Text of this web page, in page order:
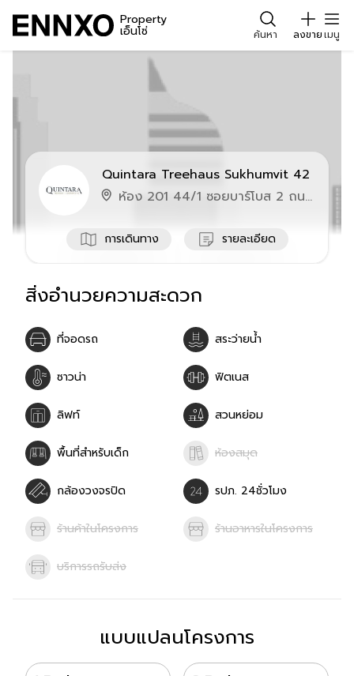
Property
เอ็นโซ่ ค้นหา ลงขายเมนู
Quintara Treehaus Sukhumvit 42
ห้อง 201 44/1 ซอยบาร์โบส 2 ถนน
คลองเตย
การเดินทาง รายละเอียด
สิ่งอำนวยความสะดวก
ที่จอดรถ สระว่ายน้ำ
ซาวน่า ฟิตเนส
ลิฟท์ สวนหย่อม
พื้นที่สำหรับเด็ก ห้องสมุด
กล้องวงจรปิด รปภ. 24ชั่วโมง
ร้านค้าในโครงการ ร้านอาหารในโครงการ
บริการรถรับส่ง
แบบแปลนโครงการ